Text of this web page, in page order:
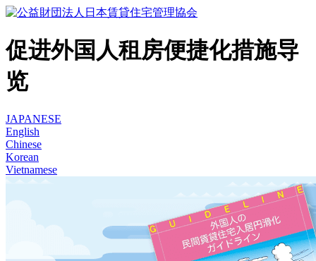
促进外国人租房便捷化措施导
览
JAPANESE
English
Chinese
Korean
Vietnamese